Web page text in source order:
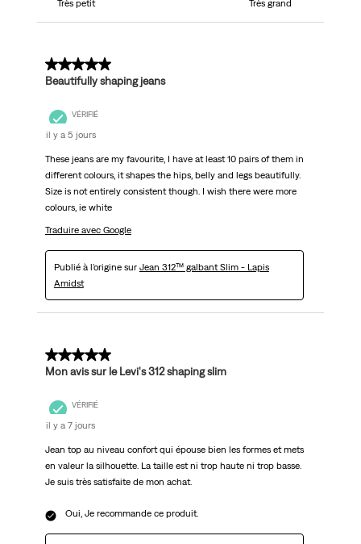
Très petit Très grand
5 sur 5 étoiles.
Beautifully shaping jeans
VÉRIFIÉ
il y a 5 jours
These jeans are my favourite, I have at least 10 pairs of them in
different colours, it shapes the hips, belly and legs beautifully.
Size is not entirely consistent though. I wish there were more
colours, ie white
Traduire avec Google
Publié à l'origine sur Jean 312™ galbant Slim - Lapis
Amidst
5 sur 5 étoiles.
Mon avis sur le Levi's 312 shaping slim
VÉRIFIÉ
il y a 7 jours
Jean top au niveau confort qui épouse bien les formes et mets
en valeur la silhouette. La taille est ni trop haute ni trop basse.
Je suis très satisfaite de mon achat.
Oui, Je recommande ce produit.